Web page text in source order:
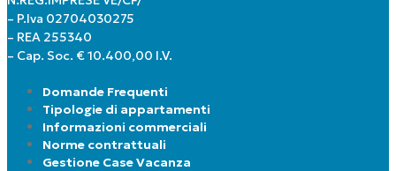
– P.Iva 02704030275
– REA 255340
– Cap. Soc. € 10.400,00 I.V.
Domande Frequenti
Tipologie di appartamenti
Informazioni commerciali
Norme contrattuali
Gestione Case Vacanza